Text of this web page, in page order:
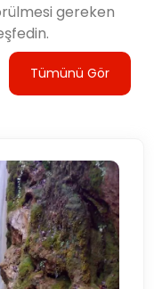
gereken
Tümünü Gör